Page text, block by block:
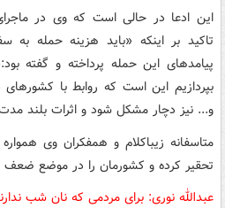
این ادعا در حالی است که وی در
تاکید بر اینکه «باید هزینه حمله به
پیامدهای این حمله پرداخته و گفته
بپردازیم این است که روابط با کشورهای
و... نیز دچار مشکل شود و اثرات بلند
متاسفانه زیباکلام و همفکران وی همواره
تحقیر کرده و کشورمان را در موضع ضعف
عبدالله نوری: برای مردمی که نان شب